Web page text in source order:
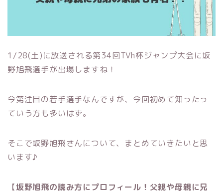
1/28(土)に放送される第34回TVh杯ジャンプ大会に坂
野旭飛選手が出場しますね！
今第注目の若手選手なんですが、今回初めて知ったっ
ていう方も多いはず。
そこで坂野旭飛さんについて、まとめていきたいと思
います♪
【坂野旭飛の読み方にプロフィール！父親や母親に兄